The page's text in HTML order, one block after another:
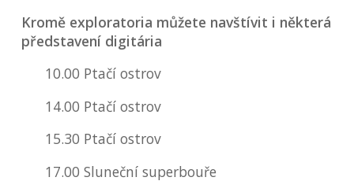
Kromě exploratoria můžete navštívit i některá
představení digitária
10.00 Ptačí ostrov
14.00 Ptačí ostrov
15.30 Ptačí ostrov
17.00 Sluneční superbouře